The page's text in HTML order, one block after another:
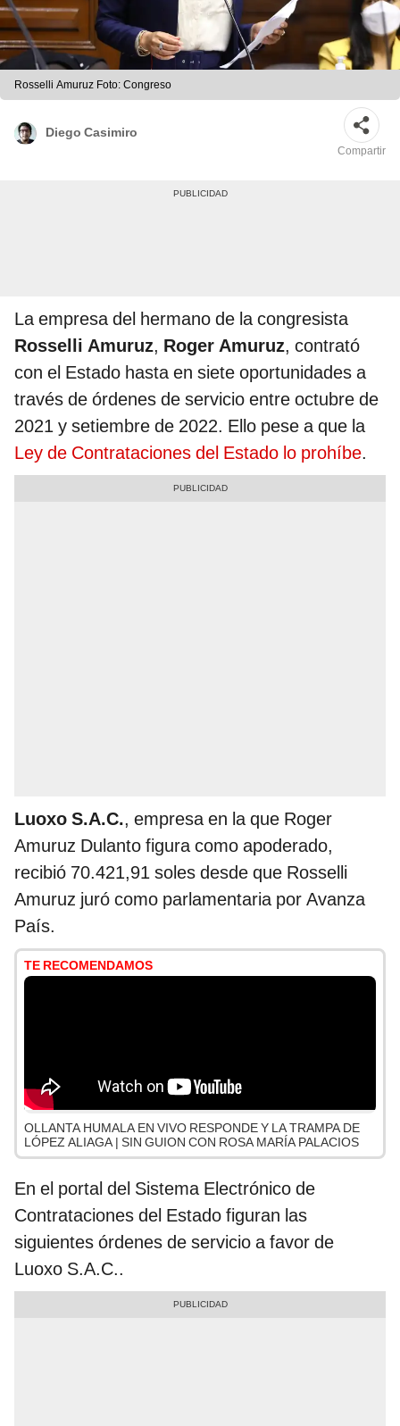
Rosselli Amuruz Foto: Congreso
Diego Casimiro
Compartir
La empresa del hermano de la congresista
Rosselli Amuruz, Roger Amuruz, contrató
con el Estado hasta en siete oportunidades a
través de órdenes de servicio entre octubre de
2021 y setiembre de 2022. Ello pese a que la
Ley de Contrataciones del Estado lo prohíbe.
Luoxo S.A.C., empresa en la que Roger
Amuruz Dulanto figura como apoderado,
recibió 70.421,91 soles desde que Rosselli
Amuruz juró como parlamentaria por Avanza
País.
TE RECOMENDAMOS
OLLANTA HUMALA EN VIVO RESPONDE Y LA TRAMPA DE
LÓPEZ ALIAGA | SIN GUION CON ROSA MARÍA PALACIOS
En el portal del Sistema Electrónico de
Contrataciones del Estado figuran las
siguientes órdenes de servicio a favor de
Luoxo S.A.C..